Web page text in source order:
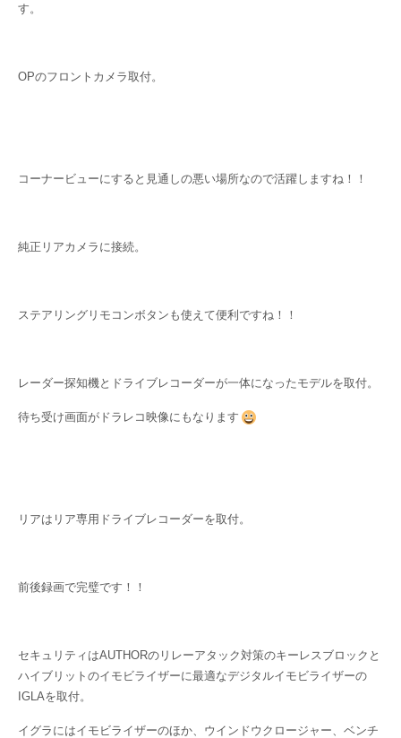
す。
OPのフロントカメラ取付。
コーナービューにすると見通しの悪い場所なので活躍しますね！！
純正リアカメラに接続。
ステアリングリモコンボタンも使えて便利ですね！！
レーダー探知機とドライブレコーダーが一体になったモデルを取付。
待ち受け画面がドラレコ映像にもなります
リアはリア専用ドライブレコーダーを取付。
前後録画で完璧です！！
セキュリティはAUTHORのリレーアタック対策のキーレスブロックと
ハイブリットのイモビライザーに最適なデジタルイモビライザーの
IGLAを取付。
イグラにはイモビライザーのほか、ウインドウクロージャー、ベンチ